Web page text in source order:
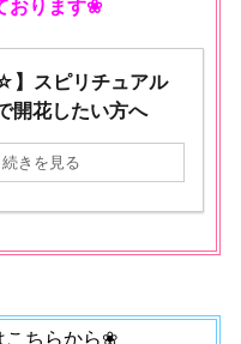
おります❀
】スピリチュアル
開花したい方へ
続きを見る
こちらから❀